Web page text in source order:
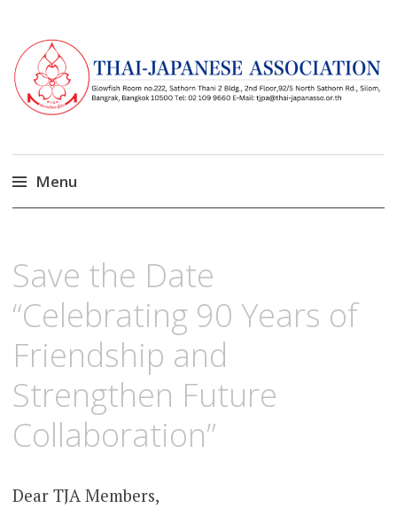
Menu
content
2025
Save the Date
“Celebrating 90 Years of
Friendship and
Strengthen Future
Collaboration”
Dear TJA Members,